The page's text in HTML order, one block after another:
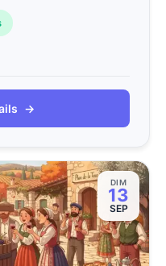
→
DIM
13
SEP